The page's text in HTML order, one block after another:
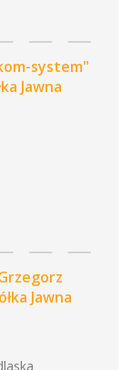
system"
Jawna
Jawna